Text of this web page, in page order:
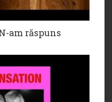
am răspuns